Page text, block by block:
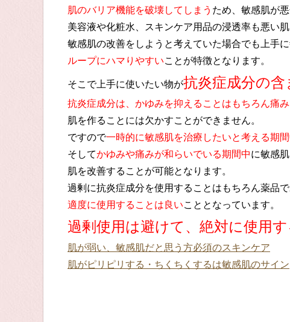
肌のバリア機能を破壊してしまう ため、敏感肌が
美容液や化粧水、スキンケア用品の浸透率も悪い肌
敏感肌の改善をしようと考えていた場合でも上手
ループにハマりやすいことが特徴となります。
そこで上手に使いたい物が抗炎症成分の
抗炎症成分は、かゆみを抑えることはもちろん痛
肌を作ることには欠かすことができません。
ですので一時的に敏感肌を治療したいと考える期
そしてかゆみや痛みが和らいでいる期間中に敏感
肌を改善することが可能となります。
過剰に抗炎症成分を使用することはもちろん薬品
適度に使用することは良いこととなっています。
過剰使用は避けて、絶対に使用
肌が弱い、敏感肌だと思う方必須のスキンケア
肌がピリピリする・ちくちくするは敏感肌のサイン